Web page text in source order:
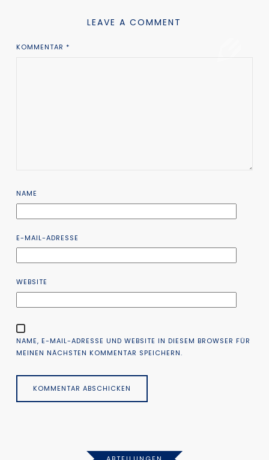
LEAVE A COMMENT
KOMMENTAR *
NAME
E-MAIL-ADRESSE
WEBSITE
NAME, E-MAIL-ADRESSE UND WEBSITE IN DIESEM BROWSER FÜR
MEINEN NÄCHSTEN KOMMENTAR SPEICHERN.